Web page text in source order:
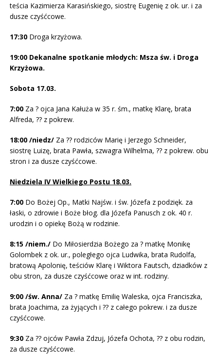
teścia Kazimierza Karasińskiego, siostrę Eugenię z ok. ur. i za
dusze czyśćcowe.
17:30 Droga krzyżowa.
19:00 Dekanalne spotkanie młodych: Msza św. i Droga
Krzyżowa.
Sobota 17.03.
7:00 Za ? ojca Jana Kałuża w 35 r. śm., matkę Klarę, brata
Alfreda, ?? z pokrew.
18:00 /niedz/ Za ?? rodziców Marię i Jerzego Schneider,
siostrę Luizę, brata Pawła, szwagra Wilhelma, ?? z pokrew. obu
stron i za dusze czyśćcowe.
Niedziela IV Wielkiego Postu 18.03.
7:00 Do Bożej Op., Matki Najśw. i św. Józefa z podzięk. za
łaski, o zdrowie i Boże błog. dla Józefa Panusch z ok. 40 r.
urodzin i o opiekę Bożą w rodzinie.
8:15 /niem./ Do Miłosierdzia Bożego za ? matkę Monikę
Golombek z ok. ur., poległego ojca Ludwika, brata Rudolfa,
bratową Apolonię, teściów Klarę i Wiktora Fautsch, dziadków z
obu stron, za dusze czyśćcowe oraz w int. rodziny.
9:00 /św. Anna/ Za ? matkę Emilię Waleska, ojca Franciszka,
brata Joachima, za żyjących i ?? z całego pokrew. i za dusze
czyśćcowe.
9:30 Za ?? ojców Pawła Zdzuj, Józefa Ochota, ?? z obu rodzin,
za dusze czyśćcowe.